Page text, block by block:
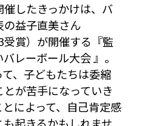
したきっかけは、バ
の益子直美さん
受賞）が開催する『監
レーボール大会 』。
、子どもたちは委縮
が苦手になっていき
によって、自己肯定感